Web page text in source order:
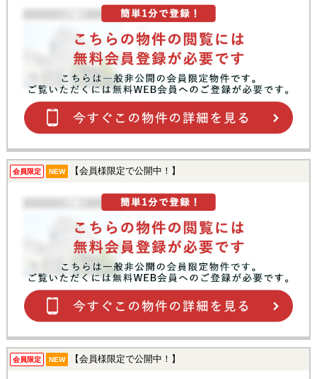
会員限定 NEW 【会員様限定で公開中！】
会員限定 NEW 【会員様限定で公開中！】